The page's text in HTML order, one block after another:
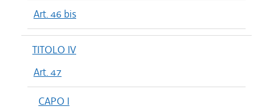
Art. 46 bis
TITOLO IV
Art. 47
CAPO I